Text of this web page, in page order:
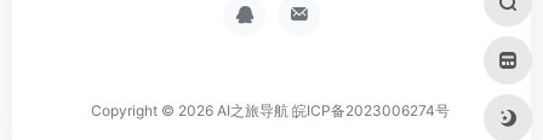
Copyright © 2026 AI之旅导航 皖ICP备2023006274号